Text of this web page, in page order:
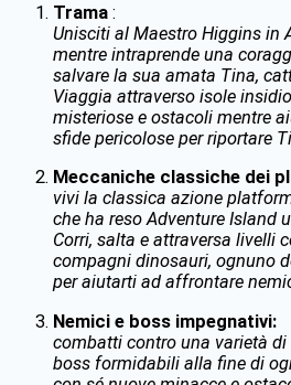
Trama :
Unisciti al Maestro Higgins in
mentre intraprende una
salvare la sua amata Tina,
Viaggia attraverso isole
misteriose e ostacoli mentre
sfide pericolose per riportare
Meccaniche classiche dei
vivi la classica azione
che ha reso Adventure Island
Corri, salta e attraversa livelli
compagni dinosauri, ognuno
per aiutarti ad affrontare
Nemici e boss impegnativi:
combatti contro una varietà
boss formidabili alla fine di